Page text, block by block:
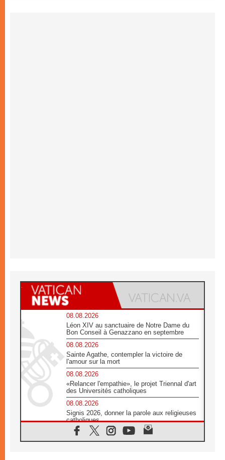
08.08.2026
Léon XIV au sanctuaire de Notre Dame du
Bon Conseil à Genazzano en septembre
08.08.2026
Sainte Agathe, contempler la victoire de
l'amour sur la mort
08.08.2026
«Relancer l'empathie», le projet Triennal d'art
des Universités catholiques
08.08.2026
Signis 2026, donner la parole aux religieuses
catholiques
08.08.2026
Au Bangladesh, l'Église accompagne les